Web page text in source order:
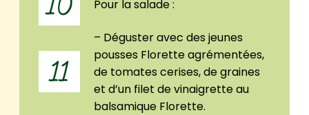
Pour la salade :
11
– Déguster avec des jeunes
pousses Florette agrémentées,
de tomates cerises, de graines
et d’un filet de vinaigrette au
balsamique Florette.